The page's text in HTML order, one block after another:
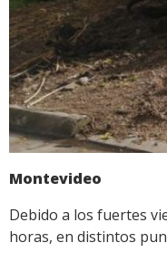
Montevideo
Debido a los fuertes
horas, en distintos